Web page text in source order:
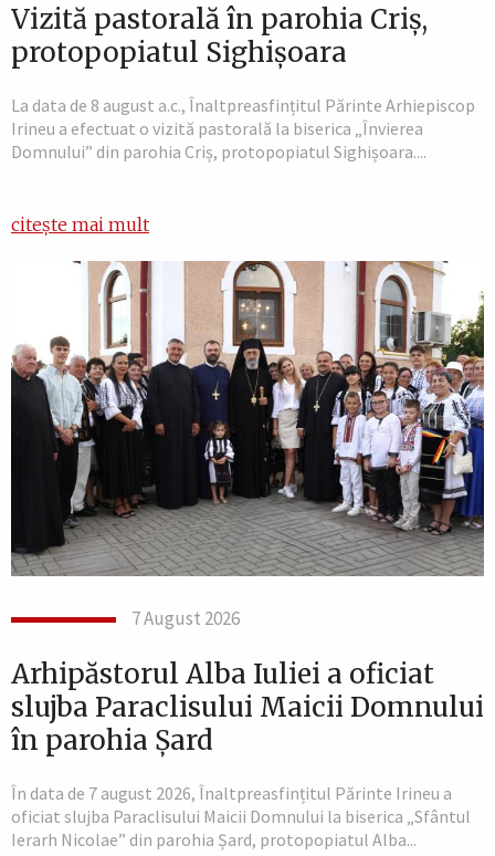
Vizită pastorală în parohia Criș,
protopopiatul Sighișoara
La data de 8 august a.c., Înaltpreasfințitul Părinte Arhiepiscop
Irineu a efectuat o vizită pastorală la biserica „Învierea
Domnului” din parohia Criș, protopopiatul Sighișoara....
citește mai mult
7 August 2026
Arhipăstorul Alba Iuliei a oficiat
slujba Paraclisului Maicii Domnului
în parohia Șard
În data de 7 august 2026, Înaltpreasfințitul Părinte Irineu a
oficiat slujba Paraclisului Maicii Domnului la biserica „Sfântul
Ierarh Nicolae” din parohia Șard, protopopiatul Alba...